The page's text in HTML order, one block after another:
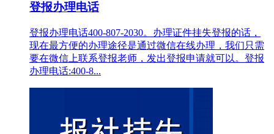
登报办理电话
登报办理电话400-807-2030。办理证件挂失登报的话，
现在最方便的办理途径是通过微信在线办理，我们只需
要在微信上联系登报老师，发出登报申请就可以。登报
办理电话:400-8...